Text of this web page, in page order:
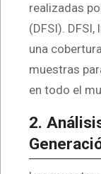
realizadas
(DFSI).
una
muestras
en todo el
2.